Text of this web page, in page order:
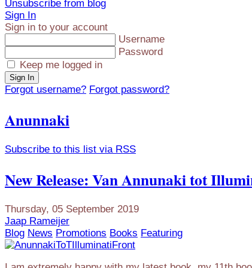
Unsubscribe from blog
Sign In
Sign in to your account
Username
Password
Keep me logged in
Sign In
Forgot username? Forgot password?
Anunnaki
Subscribe to this list via RSS
New Release: Van Annunaki tot
Thursday, 05 September 2019
Jaap Rameijer
Blog News Promotions Books Featuring